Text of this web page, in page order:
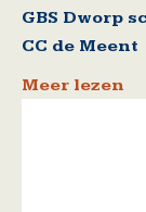
GBS Dworp
CC de Meent
Meer lezen